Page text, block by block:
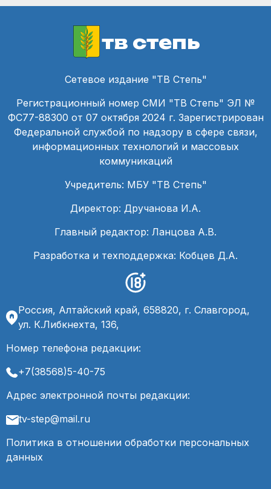
тв степь
Сетевое издание "ТВ Степь"
Регистрационный номер СМИ "ТВ Степь" ЭЛ №
ФС77-88300 от 07 октября 2024 г. Зарегистрирован
Федеральной службой по надзору в сфере связи,
информационных технологий и массовых
коммуникаций
Учредитель: МБУ "ТВ Степь"
Директор: Дручанова И.А.
Главный редактор: Ланцова А.В.
Разработка и техподдержка: Кобцев Д.А.
Россия, Алтайский край, 658820, г. Славгород,
ул. К.Либкнехта, 136,
Номер телефона редакции:
+7(38568)5-40-75
Адрес электронной почты редакции:
tv-step@mail.ru
Политика в отношении обработки персональных
данных